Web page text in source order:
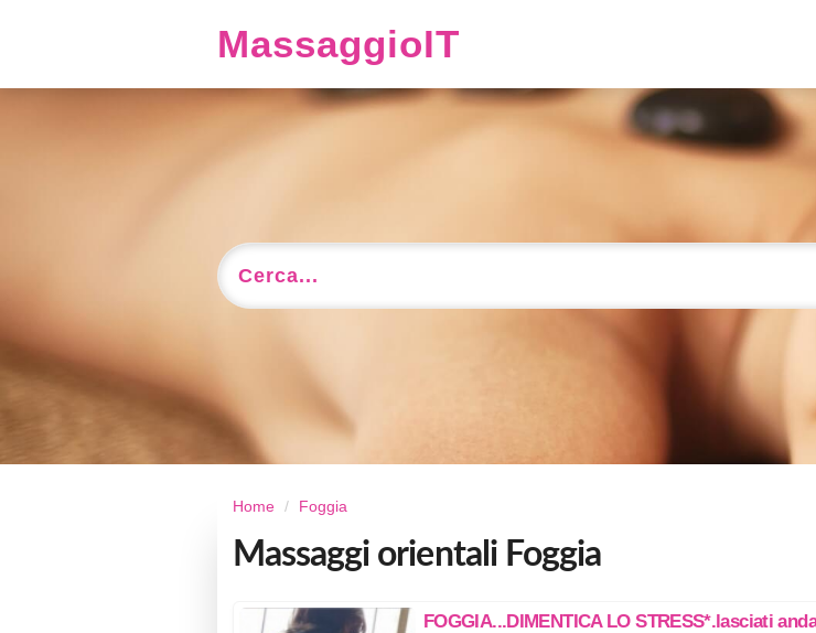
MassaggioIT
Cerca...
Home Foggia
Massaggi orientali Foggia
FOGGIA...DIMENTICA LO STRESS*.lasciati